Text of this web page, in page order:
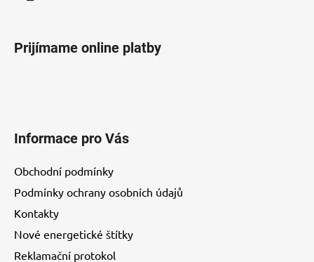
Prijímame online platby
Informace pro Vás
Obchodní podmínky
Podmínky ochrany osobních údajů
Kontakty
Nové energetické štítky
Reklamační protokol